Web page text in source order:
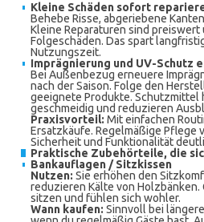
Kleine Schäden sofort
Behebe Risse, abgeriebene
Kleine Reparaturen sind
Folgeschäden. Das spart
Nutzungszeit.
Imprägnierung und UV-Schutz
Bei Außenbezug erneuere
nach der Saison. Folge den
geeignete Produkte. Schutzmittel
geschmeidig und reduzieren
Praxisvorteil: Mit einfachen
Ersatzkäufe. Regelmäßige Pflege
Sicherheit und Funktionalität
Praktische Zubehörteile, die
Bankauflagen / Sitzkissen
Nutzen: Sie erhöhen den
reduzieren Kälte von Holzbänken.
sitzen und fühlen sich wohler.
Wann kaufen: Sinnvoll bei